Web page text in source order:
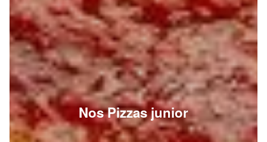
Nos Pizzas junior